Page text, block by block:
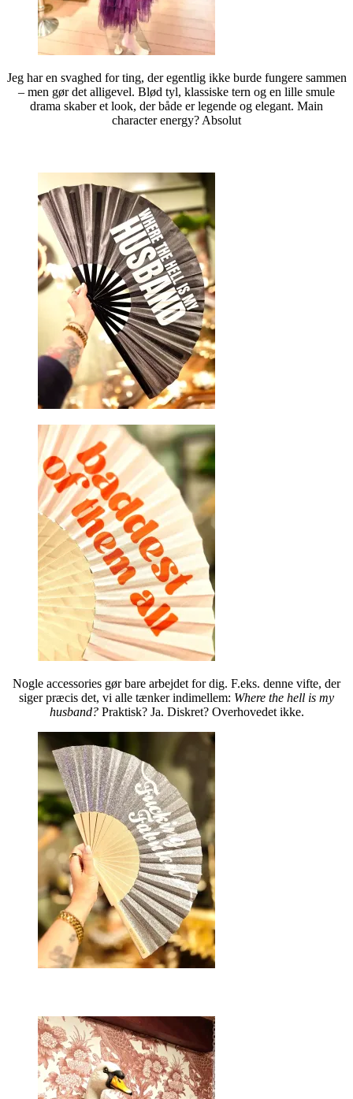
Jeg har en svaghed for ting, der egentlig ikke burde fungere sammen
– men gør det alligevel. Blød tyl, klassiske tern og en lille smule
drama skaber et look, der både er legende og elegant. Main
character energy? Absolut
Nogle accessories gør bare arbejdet for dig. F.eks. denne vifte, der
siger præcis det, vi alle tænker indimellem: Where the hell is my
husband? Praktisk? Ja. Diskret? Overhovedet ikke.